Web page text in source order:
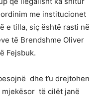
me institucionet
e tilla, siç është rasti në
të Brendshme Oliver
Fejsbuk.
dhe t’u drejtohen
mjekësor të cilët janë